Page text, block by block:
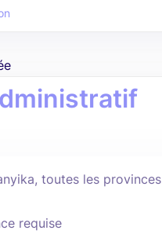
toutes les provinces
requise